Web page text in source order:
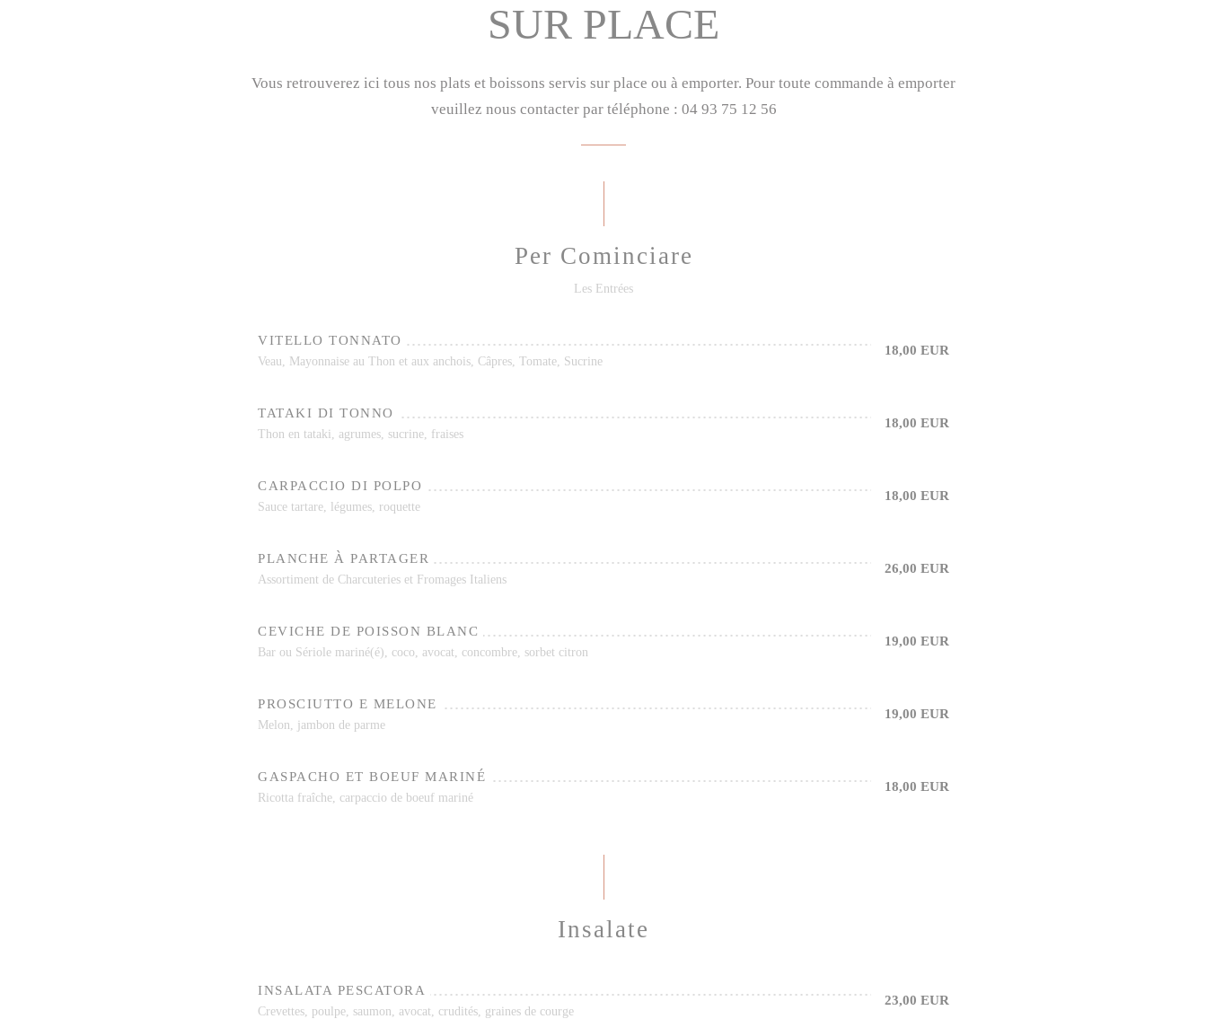
SUR PLACE
Vous retrouverez ici tous nos plats et boissons servis sur place ou à emporter. Pour toute commande à emporter
veuillez nous contacter par téléphone : 04 93 75 12 56
Per Cominciare
Les Entrées
VITELLO TONNATO
Veau, Mayonnaise au Thon et aux anchois, Câpres, Tomate, Sucrine
18,00 EUR
TATAKI DI TONNO
Thon en tataki, agrumes, sucrine, fraises
18,00 EUR
CARPACCIO DI POLPO
Sauce tartare, légumes, roquette
18,00 EUR
PLANCHE À PARTAGER
Assortiment de Charcuteries et Fromages Italiens
26,00 EUR
CEVICHE DE POISSON BLANC
Bar ou Sériole mariné(é), coco, avocat, concombre, sorbet citron
19,00 EUR
PROSCIUTTO E MELONE
Melon, jambon de parme
19,00 EUR
GASPACHO ET BOEUF MARINÉ
Ricotta fraîche, carpaccio de boeuf mariné
18,00 EUR
Insalate
INSALATA PESCATORA
Crevettes, poulpe, saumon, avocat, crudités, graines de courge
23,00 EUR